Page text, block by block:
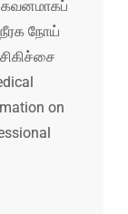
கவனமாகப்
நோய்
on